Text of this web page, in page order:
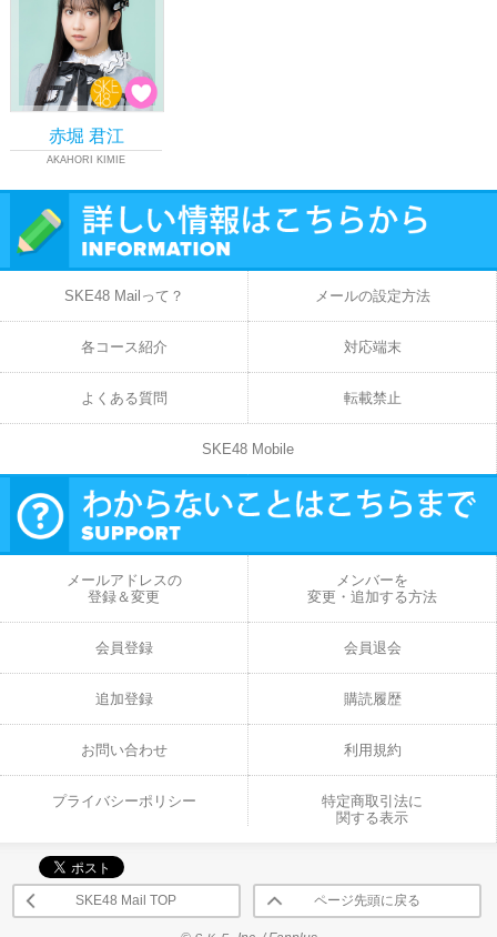
赤堀 君江
AKAHORI KIMIE
SKE48 Mailって？ メールの設定方法
各コース紹介 対応端末
よくある質問 転載禁止
SKE48 Mobile
メールアドレスの
登録＆変更
メンバーを
変更・追加する方法
会員登録 会員退会
追加登録 購読履歴
お問い合わせ 利用規約
プライバシーポリシー
特定商取引法に
関する表示
SKE48 Mail TOP ページ先頭に戻る